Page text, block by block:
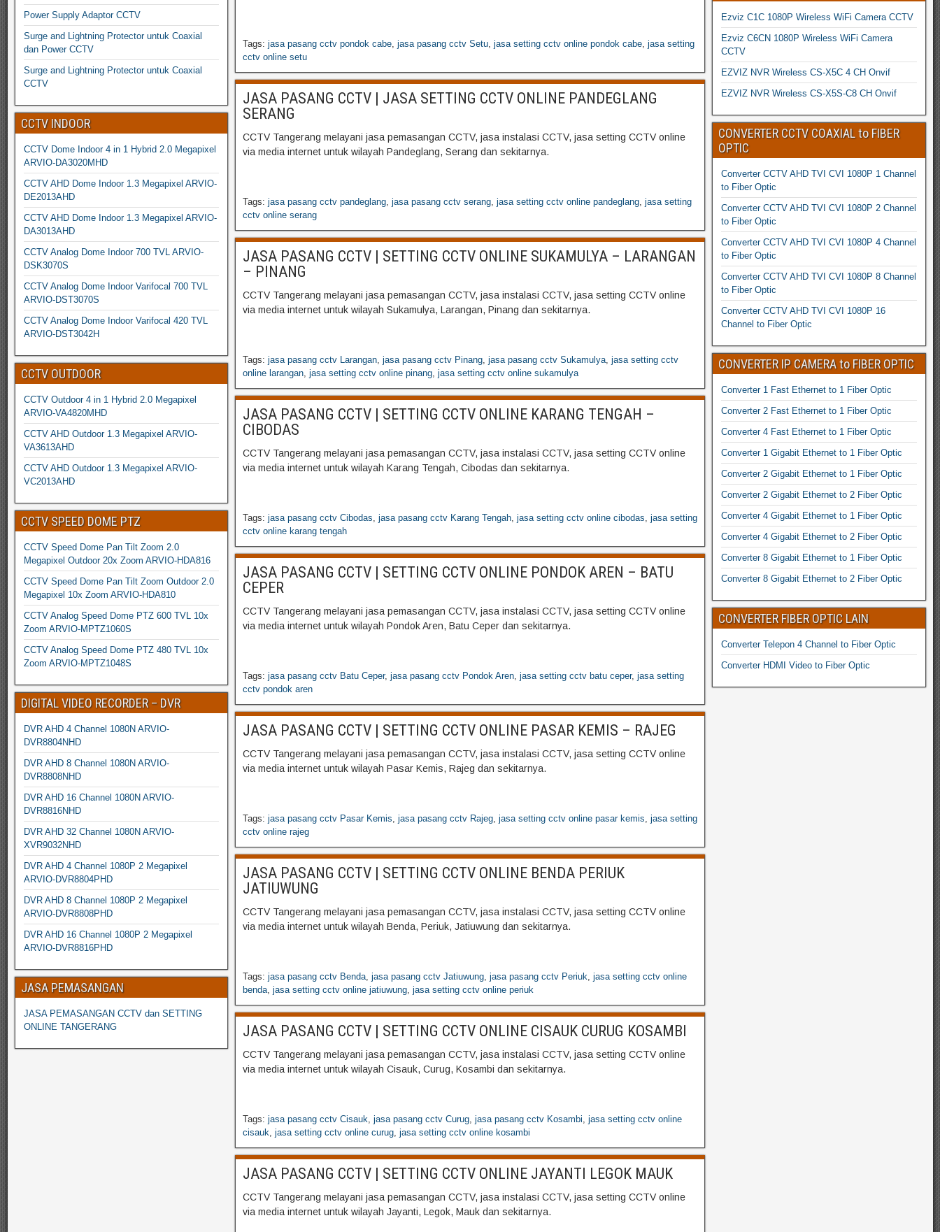
Tags: jasa pasang cctv pondok cabe, jasa pasang cctv Setu, jasa setting cctv online pondok cabe, jasa setting
cctv online setu
JASA PASANG CCTV | JASA SETTING CCTV ONLINE PANDEGLANG
SERANG
CCTV Tangerang melayani jasa pemasangan CCTV, jasa instalasi CCTV, jasa setting CCTV online
via media internet untuk wilayah Pandeglang, Serang dan sekitarnya.
Tags: jasa pasang cctv pandeglang, jasa pasang cctv serang, jasa setting cctv online pandeglang, jasa setting
cctv online serang
JASA PASANG CCTV | SETTING CCTV ONLINE SUKAMULYA – LARANGAN
– PINANG
CCTV Tangerang melayani jasa pemasangan CCTV, jasa instalasi CCTV, jasa setting CCTV online
via media internet untuk wilayah Sukamulya, Larangan, Pinang dan sekitarnya.
Tags: jasa pasang cctv Larangan, jasa pasang cctv Pinang, jasa pasang cctv Sukamulya, jasa setting cctv
online larangan, jasa setting cctv online pinang, jasa setting cctv online sukamulya
JASA PASANG CCTV | SETTING CCTV ONLINE KARANG TENGAH –
CIBODAS
CCTV Tangerang melayani jasa pemasangan CCTV, jasa instalasi CCTV, jasa setting CCTV online
via media internet untuk wilayah Karang Tengah, Cibodas dan sekitarnya.
Tags: jasa pasang cctv Cibodas, jasa pasang cctv Karang Tengah, jasa setting cctv online cibodas, jasa setting
cctv online karang tengah
JASA PASANG CCTV | SETTING CCTV ONLINE PONDOK AREN – BATU
CEPER
CCTV Tangerang melayani jasa pemasangan CCTV, jasa instalasi CCTV, jasa setting CCTV online
via media internet untuk wilayah Pondok Aren, Batu Ceper dan sekitarnya.
Tags: jasa pasang cctv Batu Ceper, jasa pasang cctv Pondok Aren, jasa setting cctv batu ceper, jasa setting
cctv pondok aren
JASA PASANG CCTV | SETTING CCTV ONLINE PASAR KEMIS – RAJEG
CCTV Tangerang melayani jasa pemasangan CCTV, jasa instalasi CCTV, jasa setting CCTV online
via media internet untuk wilayah Pasar Kemis, Rajeg dan sekitarnya.
Tags: jasa pasang cctv Pasar Kemis, jasa pasang cctv Rajeg, jasa setting cctv online pasar kemis, jasa setting
cctv online rajeg
JASA PASANG CCTV | SETTING CCTV ONLINE BENDA PERIUK
JATIUWUNG
CCTV Tangerang melayani jasa pemasangan CCTV, jasa instalasi CCTV, jasa setting CCTV online
via media internet untuk wilayah Benda, Periuk, Jatiuwung dan sekitarnya.
Tags: jasa pasang cctv Benda, jasa pasang cctv Jatiuwung, jasa pasang cctv Periuk, jasa setting cctv online
benda, jasa setting cctv online jatiuwung, jasa setting cctv online periuk
JASA PASANG CCTV | SETTING CCTV ONLINE CISAUK CURUG KOSAMBI
CCTV Tangerang melayani jasa pemasangan CCTV, jasa instalasi CCTV, jasa setting CCTV online
via media internet untuk wilayah Cisauk, Curug, Kosambi dan sekitarnya.
Tags: jasa pasang cctv Cisauk, jasa pasang cctv Curug, jasa pasang cctv Kosambi, jasa setting cctv online
cisauk, jasa setting cctv online curug, jasa setting cctv online kosambi
JASA PASANG CCTV | SETTING CCTV ONLINE JAYANTI LEGOK MAUK
CCTV Tangerang melayani jasa pemasangan CCTV, jasa instalasi CCTV, jasa setting CCTV online
via media internet untuk wilayah Jayanti, Legok, Mauk dan sekitarnya.
Power Supply Adaptor CCTV
Surge and Lightning Protector untuk Coaxial
dan Power CCTV
Surge and Lightning Protector untuk Coaxial
CCTV
CCTV INDOOR
CCTV Dome Indoor 4 in 1 Hybrid 2.0 Megapixel
ARVIO-DA3020MHD
CCTV AHD Dome Indoor 1.3 Megapixel ARVIO-
DE2013AHD
CCTV AHD Dome Indoor 1.3 Megapixel ARVIO-
DA3013AHD
CCTV Analog Dome Indoor 700 TVL ARVIO-
DSK3070S
CCTV Analog Dome Indoor Varifocal 700 TVL
ARVIO-DST3070S
CCTV Analog Dome Indoor Varifocal 420 TVL
ARVIO-DST3042H
CCTV OUTDOOR
CCTV Outdoor 4 in 1 Hybrid 2.0 Megapixel
ARVIO-VA4820MHD
CCTV AHD Outdoor 1.3 Megapixel ARVIO-
VA3613AHD
CCTV AHD Outdoor 1.3 Megapixel ARVIO-
VC2013AHD
CCTV SPEED DOME PTZ
CCTV Speed Dome Pan Tilt Zoom 2.0
Megapixel Outdoor 20x Zoom ARVIO-HDA816
CCTV Speed Dome Pan Tilt Zoom Outdoor 2.0
Megapixel 10x Zoom ARVIO-HDA810
CCTV Analog Speed Dome PTZ 600 TVL 10x
Zoom ARVIO-MPTZ1060S
CCTV Analog Speed Dome PTZ 480 TVL 10x
Zoom ARVIO-MPTZ1048S
DIGITAL VIDEO RECORDER – DVR
DVR AHD 4 Channel 1080N ARVIO-
DVR8804NHD
DVR AHD 8 Channel 1080N ARVIO-
DVR8808NHD
DVR AHD 16 Channel 1080N ARVIO-
DVR8816NHD
DVR AHD 32 Channel 1080N ARVIO-
XVR9032NHD
DVR AHD 4 Channel 1080P 2 Megapixel
ARVIO-DVR8804PHD
DVR AHD 8 Channel 1080P 2 Megapixel
ARVIO-DVR8808PHD
DVR AHD 16 Channel 1080P 2 Megapixel
ARVIO-DVR8816PHD
JASA PEMASANGAN
JASA PEMASANGAN CCTV dan SETTING
ONLINE TANGERANG
Ezviz C1C 1080P Wireless WiFi Camera CCTV
Ezviz C6CN 1080P Wireless WiFi Camera
CCTV
EZVIZ NVR Wireless CS-X5C 4 CH Onvif
EZVIZ NVR Wireless CS-X5S-C8 CH Onvif
CONVERTER CCTV COAXIAL to FIBER
OPTIC
Converter CCTV AHD TVI CVI 1080P 1 Channel
to Fiber Optic
Converter CCTV AHD TVI CVI 1080P 2 Channel
to Fiber Optic
Converter CCTV AHD TVI CVI 1080P 4 Channel
to Fiber Optic
Converter CCTV AHD TVI CVI 1080P 8 Channel
to Fiber Optic
Converter CCTV AHD TVI CVI 1080P 16
Channel to Fiber Optic
CONVERTER IP CAMERA to FIBER OPTIC
Converter 1 Fast Ethernet to 1 Fiber Optic
Converter 2 Fast Ethernet to 1 Fiber Optic
Converter 4 Fast Ethernet to 1 Fiber Optic
Converter 1 Gigabit Ethernet to 1 Fiber Optic
Converter 2 Gigabit Ethernet to 1 Fiber Optic
Converter 2 Gigabit Ethernet to 2 Fiber Optic
Converter 4 Gigabit Ethernet to 1 Fiber Optic
Converter 4 Gigabit Ethernet to 2 Fiber Optic
Converter 8 Gigabit Ethernet to 1 Fiber Optic
Converter 8 Gigabit Ethernet to 2 Fiber Optic
CONVERTER FIBER OPTIC LAIN
Converter Telepon 4 Channel to Fiber Optic
Converter HDMI Video to Fiber Optic